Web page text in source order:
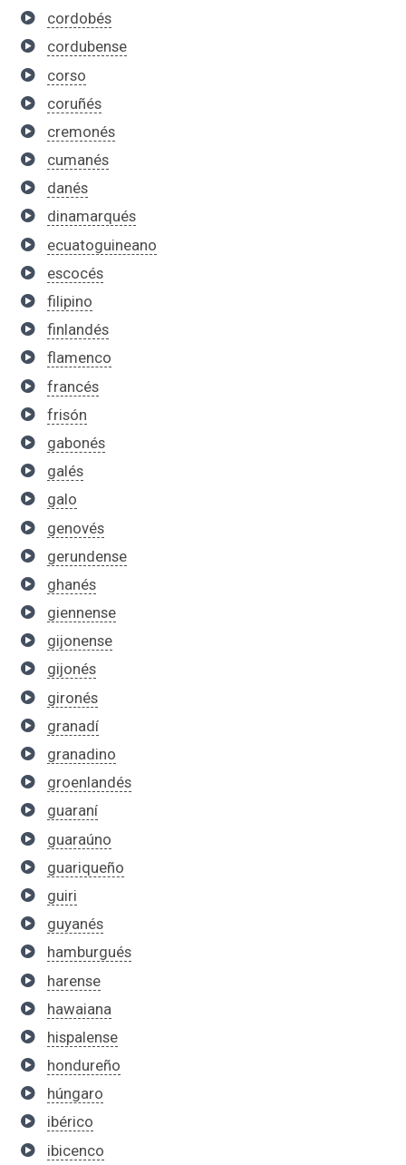
cordobés
cordubense
corso
coruñés
cremonés
cumanés
danés
dinamarqués
ecuatoguineano
escocés
filipino
finlandés
flamenco
francés
frisón
gabonés
galés
galo
genovés
gerundense
ghanés
giennense
gijonense
gijonés
gironés
granadí
granadino
groenlandés
guaraní
guaraúno
guariqueño
guiri
guyanés
hamburgués
harense
hawaiana
hispalense
hondureño
húngaro
ibérico
ibicenco